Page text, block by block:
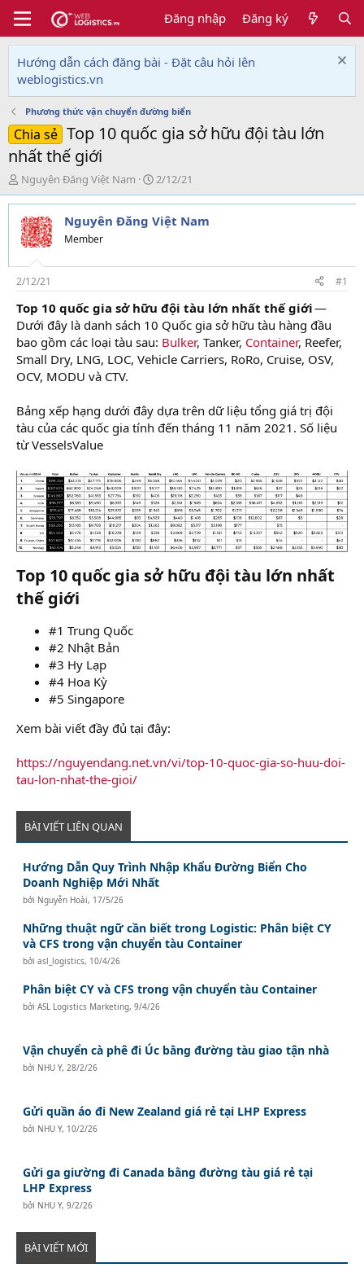
Đăng nhập Đăng ký
Hướng dẫn cách đăng bài - Đặt câu hỏi lên
weblogistics.vn
Phương thức vận chuyển đường biển
Chia sẻ Top 10 quốc gia sở hữu đội tàu lớn
nhất thế giới
T
h
r
e
a
d
s
t
a
r
t
e
r
Nguyên Đăng Việt Nam
N
g
à
y
i
2/12/21
Nguyên Đăng Việt Nam
Member
2/12/21 #1
Top 10 quốc gia sở hữu đội tàu lớn nhất thế giới—
Dưới đây là danh sách 10 Quốc gia sở hữu tàu hàng đầu
bao gồm các loại tàu sau: Bulker, Tanker, Container, Reefer,
Small Dry, LNG, LOC, Vehicle Carriers, RoRo, Cruise, OSV,
OCV, MODU và CTV.
Bảng xếp hạng dưới đây dựa trên dữ liệu tổng giá trị đội
tàu của các quốc gia tính đến tháng 11 năm 2021. Số liệu
từ VesselsValue
Top 10 quốc gia sở hữu đội tàu lớn nhất
thế giới​
#1 Trung Quốc
#2 Nhật Bản
#3 Hy Lạp
#4 Hoa Kỳ
#5 Singapore
Xem bài viết đầy đủ tại đây:
https://nguyendang.net.vn/vi/top-10-quoc-gia-so-huu-doi-
tau-lon-nhat-the-gioi/
BÀI VIẾT LIÊN QUAN
Hướng Dẫn Quy Trình Nhập Khẩu Đường Biển Cho
Doanh Nghiệp Mới Nhất
bởi Nguyễn Hoài, 17/5/26
Những thuật ngữ cần biết trong Logistic: Phân biệt CY
và CFS trong vận chuyển tàu Container
bởiasl_logistics, 10/4/26
Phân biệt CY và CFS trong vận chuyển tàu Container
bởiASL Logistics Marketing,9/4/26
Vận chuyển cà phê đi Úc bằng đường tàu giao tận nhà
bởi NHU Y,28/2/26
Gửi quần áo đi New Zealand giá rẻ tại LHP Express
bởi NHU Y, 10/2/26
Gửi ga giường đi Canada bằng đường tàu giá rẻ tại
LHP Express
bởi NHU Y,9/2/26
BÀI VIẾT MỚI